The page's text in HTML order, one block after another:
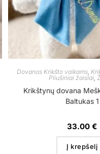
Dovanos Krikšto vaikams
Pliušiniai žaislai
Krikštynų dovana
Baltukas 1
33.00€
Į krepšelį